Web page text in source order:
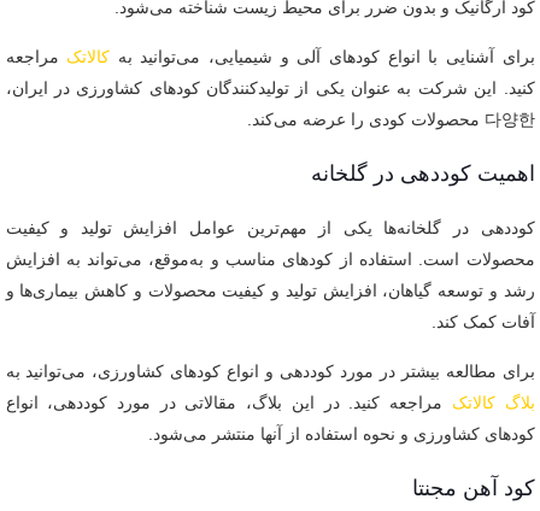
کود ارگانیک و بدون ضرر برای محیط زیست شناخته می‌شود.
برای آشنایی با انواع کودهای آلی و شیمیایی، می‌توانید به کالاتک مراجعه
کنید. این شرکت به عنوان یکی از تولیدکنندگان کودهای کشاورزی در ایران،
다양한 محصولات کودی را عرضه می‌کند.
اهمیت کوددهی در گلخانه
کوددهی در گلخانه‌ها یکی از مهم‌ترین عوامل افزایش تولید و کیفیت
محصولات است. استفاده از کودهای مناسب و به‌موقع، می‌تواند به افزایش
رشد و توسعه گیاهان، افزایش تولید و کیفیت محصولات و کاهش بیماری‌ها و
آفات کمک کند.
برای مطالعه بیشتر در مورد کوددهی و انواع کودهای کشاورزی، می‌توانید به
بلاگ کالاتک مراجعه کنید. در این بلاگ، مقالاتی در مورد کوددهی، انواع
کودهای کشاورزی و نحوه استفاده از آنها منتشر می‌شود.
کود آهن مجنتا